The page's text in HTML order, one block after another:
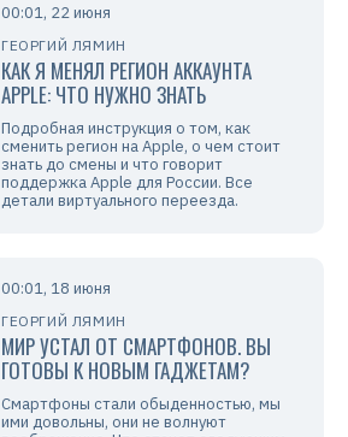
00:01, 22 июня
ГЕОРГИЙ ЛЯМИН
КАК Я МЕНЯЛ РЕГИОН АККАУНТА
APPLE: ЧТО НУЖНО ЗНАТЬ
Подробная инструкция о том, как
сменить регион на Apple, о чем стоит
знать до смены и что говорит
поддержка Apple для России. Все
детали виртуального переезда.
00:01, 18 июня
ГЕОРГИЙ ЛЯМИН
МИР УСТАЛ ОТ СМАРТФОНОВ. ВЫ
ГОТОВЫ К НОВЫМ ГАДЖЕТАМ?
Смартфоны стали обыденностью, мы
ими довольны, они не волнуют